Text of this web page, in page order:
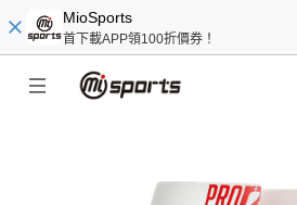
MioSports
首下載APP領100折價券！